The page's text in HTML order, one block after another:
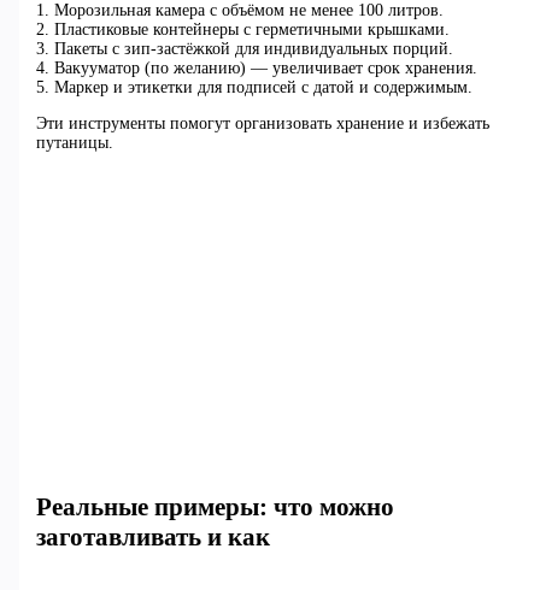
1. Морозильная камера с объёмом не менее 100 литров.
2. Пластиковые контейнеры с герметичными крышками.
3. Пакеты с зип-застёжкой для индивидуальных порций.
4. Вакууматор (по желанию) — увеличивает срок хранения.
5. Маркер и этикетки для подписей с датой и содержимым.
Эти инструменты помогут организовать хранение и избежать
путаницы.
Реальные примеры: что можно
заготавливать и как